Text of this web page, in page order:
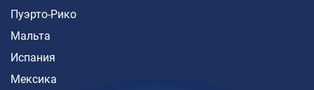
Пуэрто-Рико
Мальта
Испания
Мексика